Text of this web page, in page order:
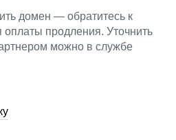
домен — обратитесь к
оплаты продления. Уточнить
можно в службе